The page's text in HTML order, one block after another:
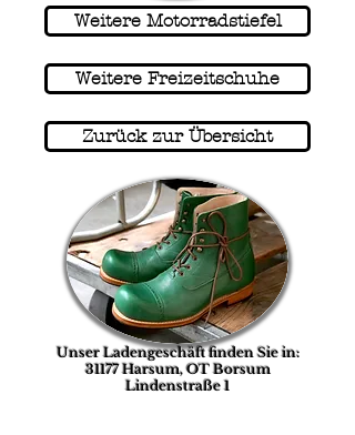
Weitere Motorradstiefel
Weitere Freizeitschuhe
Zurück zur Übersicht
Unser Ladengeschäft finden Sie in:
31177 Harsum, OT Borsum
Lindenstraße 1